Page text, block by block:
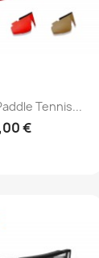
rapide
Tennis...
€